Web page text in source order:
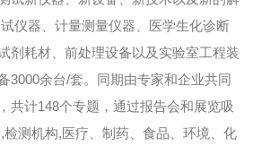
仪器、计量测量仪器、医学生化诊断
剂耗材、前处理设备以及实验室工程装
3000余台/套。同期由专家和企业共同
共计148个专题，通过报告会和展览吸
测机构,医疗、制药、食品、环境、化